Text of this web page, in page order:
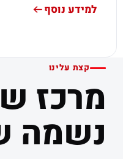
למידע נוסף
קצת עלינו
מרכז
נשמה